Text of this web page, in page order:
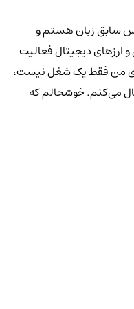
سابق زبان هستم و
ارزهای دیجیتال فعالیت
من فقط یک شغل نیست،
می‌کنم. خوشحالم که